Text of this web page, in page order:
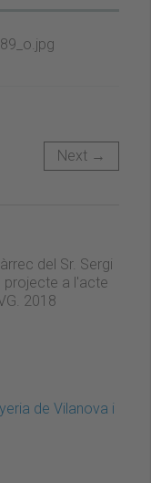
Next →
del Sr. Sergi
projecte a l'acte
2018
de Vilanova i